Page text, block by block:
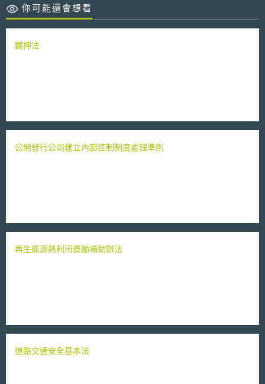
你可能還會想看
羈押法
公開發行公司建立內部控制制度處理準則
再生能源熱利用獎勵補助辦法
道路交通安全基本法